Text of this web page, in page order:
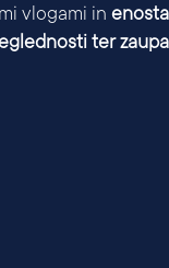
vlogami in
ter